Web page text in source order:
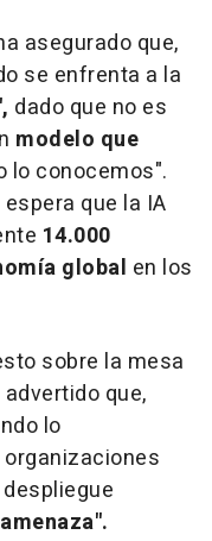
asegurado que,
se enfrenta a la
dado que no es
modelo que
lo conocemos".
que la IA
14.000
global en los
sobre la mesa
que,
lo